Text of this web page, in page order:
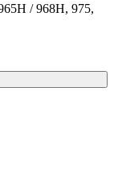
/ 968H, 975,